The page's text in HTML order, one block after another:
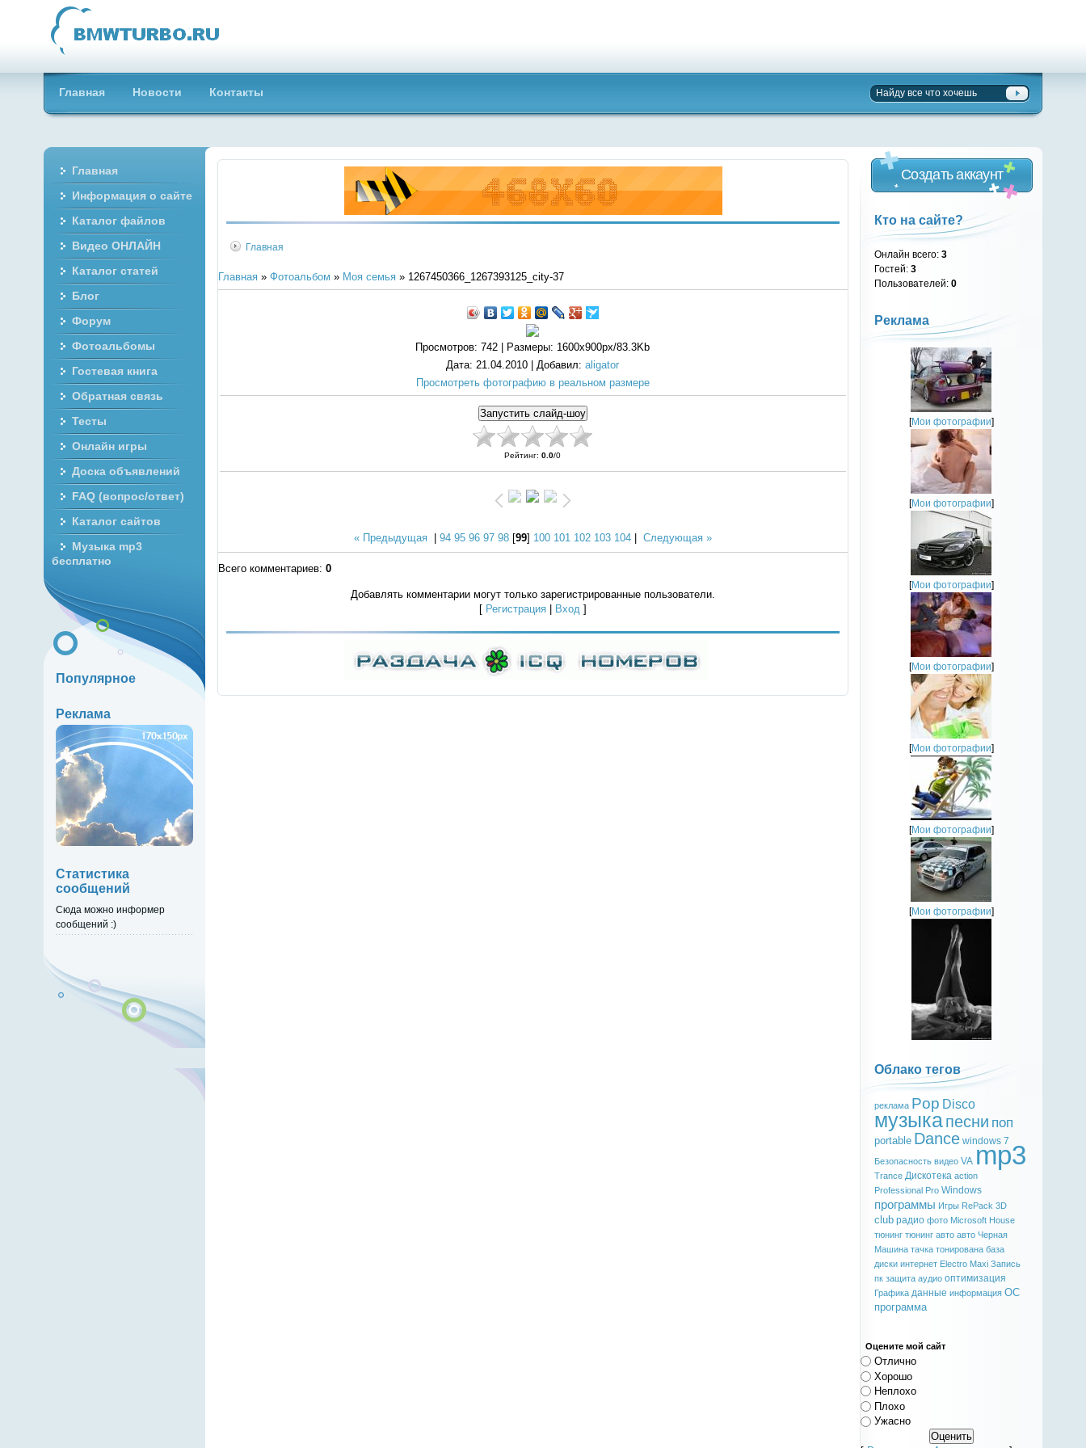
Главная Новости Контакты
Главная
Главная» Фотоальбом » Моя семья» 1267450366_1267393125_city-37
Просмотров: 742 | Размеры: 1600x900px/83.3Kb
Дата: 21.04.2010 | Добавил:aligator
Просмотреть фотографию в реальном размере
Рейтинг:0.0/0
« Предыдущая| 94 95 96 97 98[99] 100 101 102 103 104| Следующая »
Всего комментариев: 0
Добавлять комментарии могут только зарегистрированные пользователи.
[ Регистрация | Вход ]
Создать аккаунт
Кто на сайте?
Онлайн всего:3
Гостей:3
Пользователей:0
Реклама
[Мои фотографии]
[Мои фотографии]
[Мои фотографии]
[Мои фотографии]
[Мои фотографии]
[Мои фотографии]
[Мои фотографии]
Облако тегов
реклама Pop Disco
музыкапесни поп
portable Dance windows 7
Безопасность видео VA mp3
Trance Дискотека action
Professional Pro Windows
программы Игры RePack 3D
club радио фото Microsoft House
тюнинг тюнинг авто авто Черная
Машина тачка тонирована база
диски интернет Electro Maxi Запись
пк защита аудио оптимизация
Графика данные информация ОС
программа
Оцените мой сайт
Отлично
Хорошо
Неплохо
Плохо
Ужасно
Главная
Информация о сайте
Каталог файлов
Видео ОНЛАЙН
Каталог статей
Блог
Форум
Фотоальбомы
Гостевая книга
Обратная связь
Тесты
Онлайн игры
Доска объявлений
FAQ (вопрос/ответ)
Каталог сайтов
Музыка mp3
бесплатно
Популярное
Реклама
Статистика
сообщений
Сюда можно информер
сообщений :)